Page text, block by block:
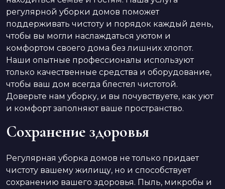
регулярной уборки домов поможет
поддерживать чистоту и порядок каждый день,
чтобы вы могли наслаждаться уютом и
комфортом своего дома без лишних хлопот.
Наши опытные профессионалы используют
только качественные средства и оборудование,
чтобы ваш дом всегда блестел чистотой.
Доверьте нам уборку, и вы почувствуете, как уют
и комфорт заполняют ваше пространство.
Сохранение здоровья
Регулярная уборка домов не только придает
чистоту вашему жилищу, но и способствует
сохранению вашего здоровья. Пыль, микробы и